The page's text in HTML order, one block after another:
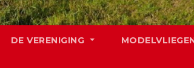
DE VERENIGING